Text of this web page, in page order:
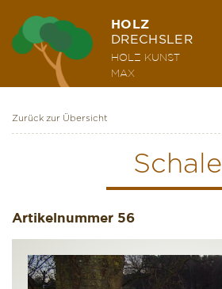
HOLZ
DRECHSLER
HOLZ KUNST
MAX
MEINE WERKE
AUSSTELLUNG & KURSE
ÜBER MICH
Zurück zur Übersicht
Schale
Artikelnummer 56